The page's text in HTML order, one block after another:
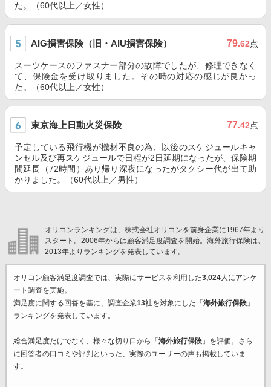
た。（60代以上／女性）
AIG損害保険（旧・AIU損害保険） 79.62点
スーツケースのファスナー部分の故障でしたが、修理できなく
て、保険金を受け取りました。その時の対応の感じが良かっ
た。（60代以上／女性）
東京海上日動火災保険 77.42点
予定している飛行機が機材不良の為、以後のスケジュールキャ
ンセル及び再スケジュールで日程が2日延期になったが、保険期
間延長（72時間）あり帰り深夜になったがタクシー代が出て助
かりました。（60代以上／男性）
オリコンランキングは、株式会社オリコンを前身企業に1967年より
スタート。2006年からは顧客満足度調査を開始。海外旅行保険は、
2013年よりランキングを発表しています。
オリコン顧客満足度調査では、実際にサービスを利用した3,024人にアンケ
ート調査を実施。
満足度に関する回答を基に、調査企業13社を対象にした「 海外旅行保険」
ランキングを発表しています。
総合満足度だけでなく、様々な切り口から「 海外旅行保険」を評価。さら
に回答者の口コミや評判といった、実際のユーザーの声も掲載していま
す。